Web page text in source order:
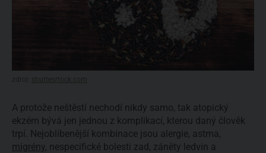
A protože neštěstí nechodí nikdy samo, tak atopický
ekzém bývá jen jednou z komplikací, kterou daný člověk
trpí. Nejoblíbenější kombinace jsou alergie, astma,
migrény, nespecifické bolesti zad, záněty ledvin a